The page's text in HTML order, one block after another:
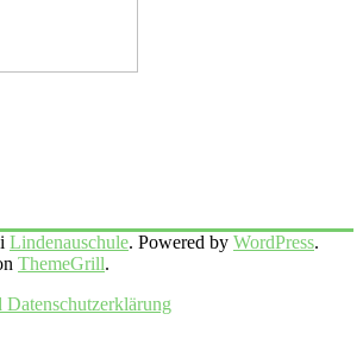
Lindenauschule. Powered by WordPress.
ThemeGrill.
Datenschutzerklärung